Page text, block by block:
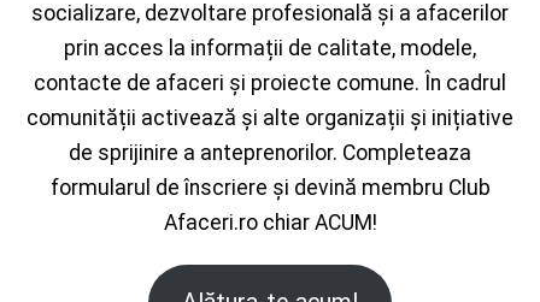
socializare, dezvoltare profesională și a afacerilor
prin acces la informații de calitate, modele,
contacte de afaceri și proiecte comune. În cadrul
comunității activează și alte organizații și inițiative
de sprijinire a anteprenorilor. Completeaza
formularul de înscriere și devină membru Club
Afaceri.ro chiar ACUM!